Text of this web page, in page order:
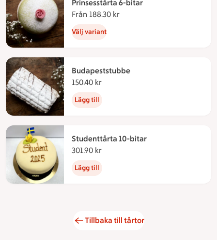
Prinsesstårta 6-bitar
Från 188.30 kr
Välj variant
Budapeststubbe
150.40 kr
Lägg till
Studenttårta 10-bitar
301.90 kr
Lägg till
Tillbaka till tårtor